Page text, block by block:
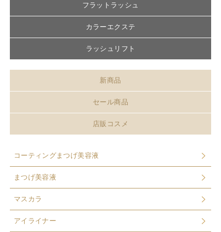
フラットラッシュ
カラーエクステ
ラッシュリフト
新商品
セール商品
店販コスメ
コーティングまつげ美容液
まつげ美容液
マスカラ
アイライナー